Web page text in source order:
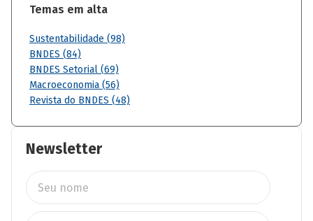
Temas em alta
Sustentabilidade (98)
BNDES (84)
BNDES Setorial (69)
Macroeconomia (56)
Revista do BNDES (48)
Newsletter